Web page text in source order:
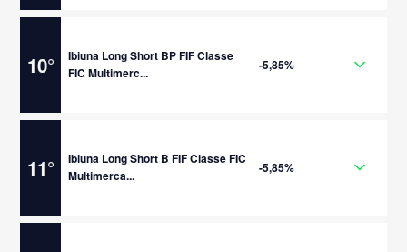
10°
Ibiuna Long Short BP FIF Classe
FIC Multimerc...
-5,85%
11°
Ibiuna Long Short B FIF Classe FIC
Multimerca...
-5,85%